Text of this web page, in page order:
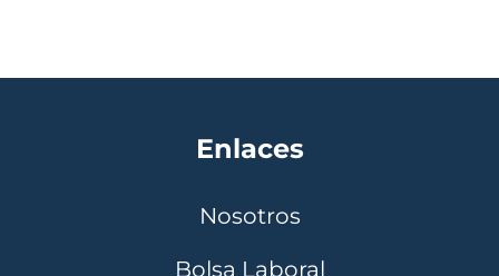
Enlaces
Nosotros
Bolsa Laboral